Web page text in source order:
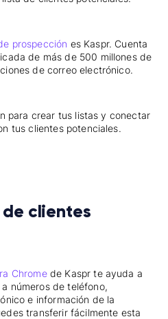
prospección es Kaspr. Cuenta
de más de 500 millones de
de correo electrónico.
para crear tus listas y conectar
tus clientes potenciales.
clientes
Chromede Kaspr te ayuda a
números de teléfono,
e información de la
transferir fácilmente esta